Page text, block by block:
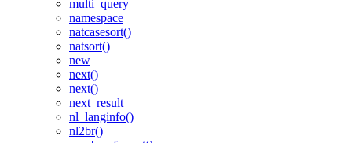
multi_query
namespace
natcasesort()
natsort()
new
next()
next()
next_result
nl_langinfo()
nl2br()